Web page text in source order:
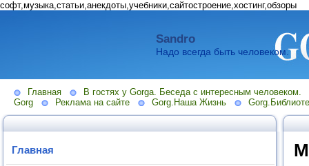
софт,музыка,статьи,анекдоты,учебники,сайтостроение,хостинг,обзоры
Sandro
Надо всегда быть человеком.
Главная
В гостях у Gorga. Беседа с интересным человеком.
Gorg
Реклама на сайте Gorg.Наша Жизнь
Главная